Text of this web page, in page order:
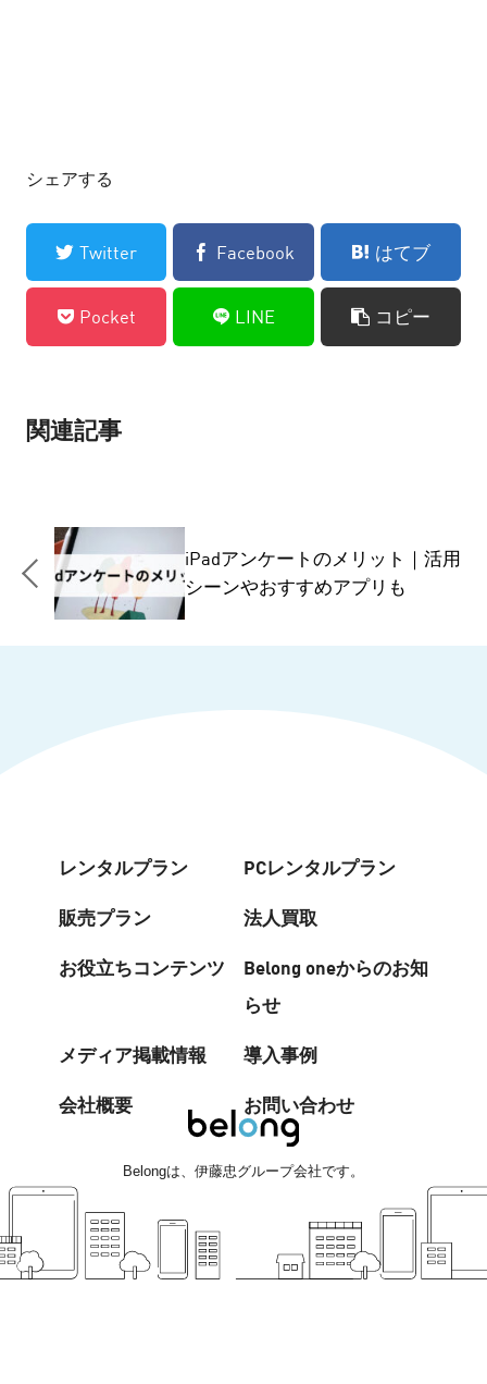
シェアする
Twitter Facebook はてブ
Pocket LINE コピー
関連記事
iPadアンケートのメリット｜活用
シーンやおすすめアプリも
レンタルプラン PCレンタルプラン
販売プラン 法人買取
お役立ちコンテンツ
Belong oneからのお知
らせ
メディア掲載情報 導入事例
会社概要 お問い合わせ
Belongは、伊藤忠グループ会社です。